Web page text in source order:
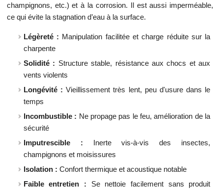
champignons, etc.) et à la corrosion. Il est aussi imperméable,
ce qui évite la stagnation d’eau à la surface.
Légèreté : Manipulation facilitée et charge réduite sur la
charpente
Solidité : Structure stable, résistance aux chocs et aux
vents violents
Longévité : Vieillissement très lent, peu d'usure dans le
temps
Incombustible : Ne propage pas le feu, amélioration de la
sécurité
Imputrescible : Inerte vis-à-vis des insectes,
champignons et moisissures
Isolation : Confort thermique et acoustique notable
Faible entretien : Se nettoie facilement sans produit